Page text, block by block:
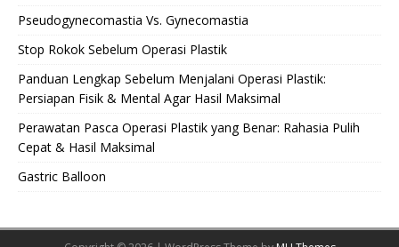
Pseudogynecomastia Vs. Gynecomastia
Stop Rokok Sebelum Operasi Plastik
Panduan Lengkap Sebelum Menjalani Operasi Plastik:
Persiapan Fisik & Mental Agar Hasil Maksimal
Perawatan Pasca Operasi Plastik yang Benar: Rahasia Pulih
Cepat & Hasil Maksimal
Gastric Balloon